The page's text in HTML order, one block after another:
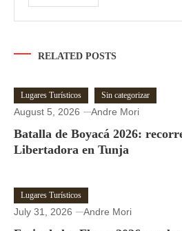
RELATED POSTS
Lugares Turísticos Sin categorizar
August 5, 2026 Andre Mori
Batalla de Boyacá 2026:
Libertadora en Tunja
Lugares Turísticos
July 31, 2026 Andre Mori